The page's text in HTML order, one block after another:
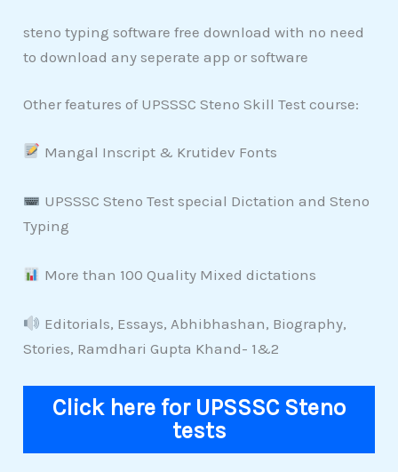
steno typing software free download with no need
to download any seperate app or software
Other features of UPSSSC Steno Skill Test course:
Mangal Inscript & Krutidev Fonts
UPSSSC Steno Test special Dictation and Steno
Typing
More than 100 Quality Mixed dictations
Editorials, Essays, Abhibhashan, Biography,
Stories, Ramdhari Gupta Khand- 1&2
Click here for UPSSSC Steno
tests